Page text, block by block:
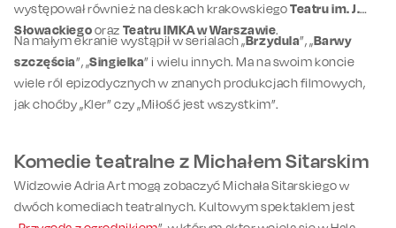
występował również na deskach krakowskiegoTeatru im. J.
Słowackiegooraz Teatru IMKA w Warszawie.
Na małym ekranie wystąpił w serialach „Brzydula”, „Barwy
szczęścia”, „Singielka” i wielu innych. Ma na swoim koncie
wiele ról epizodycznych w znanych produkcjach filmowych,
jak choćby „Kler” czy „Miłość jest wszystkim”.
Komedie teatralne z Michałem Sitarskim
Widzowie Adria Art mogą zobaczyć Michała Sitarskiego w
dwóch komediach teatralnych. Kultowym spektaklem jest